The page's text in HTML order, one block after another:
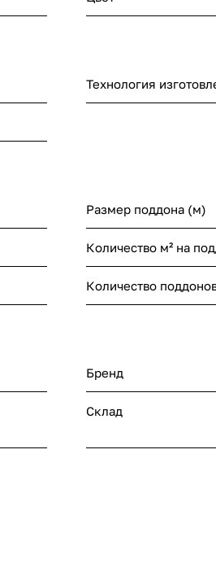
Технология
Размер поддона (м)
Количество м² на
Количество
Бренд
Склад